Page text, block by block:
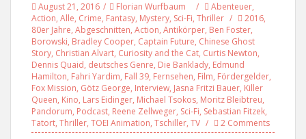
August 21, 2016 Florian Wurfbaum Abenteuer,
Action, Alle, Crime, Fantasy, Mystery, Sci-Fi, Thriller 2016,
80er Jahre, Abgeschnitten, Action, Antikörper, Ben Foster,
Borowski, Bradley Cooper, Captain Future, Chinese Ghost
Story, Christian Alvart, Curiosity and the Cat, Curtis Newton,
Dennis Quaid, deutsches Genre, Die Banklady, Edmund
Hamilton, Fahri Yardim, Fall 39, Fernsehen, Film, Fördergelder,
Fox Mission, Götz George, Interview, Jasna Fritzi Bauer, Killer
Queen, Kino, Lars Eidinger, Michael Tsokos, Moritz Bleibtreu,
Pandorum, Podcast, Reene Zellweger, Sci-Fi, Sebastian Fitzek,
Tatort, Thriller, TOEI Animation, Tschiller, TV 2 Comments